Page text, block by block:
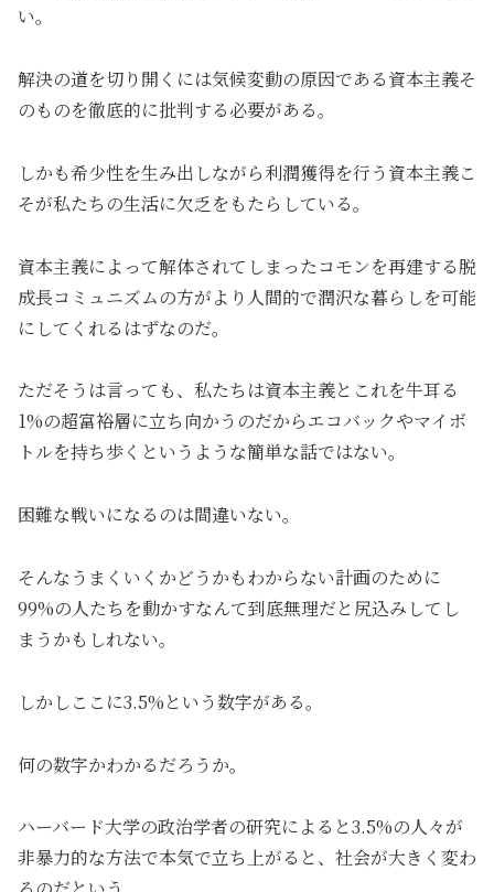
い。
解決の道を切り開くには気候変動の原因である資本主義そ
のものを徹底的に批判する必要がある。
しかも希少性を生み出しながら利潤獲得を行う資本主義こ
そが私たちの生活に欠乏をもたらしている。
資本主義によって解体されてしまったコモンを再建する脱
成長コミュニズムの方がより人間的で潤沢な暮らしを可能
にしてくれるはずなのだ。
ただそうは言っても、私たちは資本主義とこれを牛耳る
1%の超富裕層に立ち向かうのだからエコバックやマイボ
トルを持ち歩くというような簡単な話ではない。
困難な戦いになるのは間違いない。
そんなうまくいくかどうかもわからない計画のために
99%の人たちを動かすなんて到底無理だと尻込みしてし
まうかもしれない。
しかしここに3.5%という数字がある。
何の数字かわかるだろうか。
ハーバード大学の政治学者の研究によると3.5%の人々が
非暴力的な方法で本気で立ち上がると、社会が大きく変わ